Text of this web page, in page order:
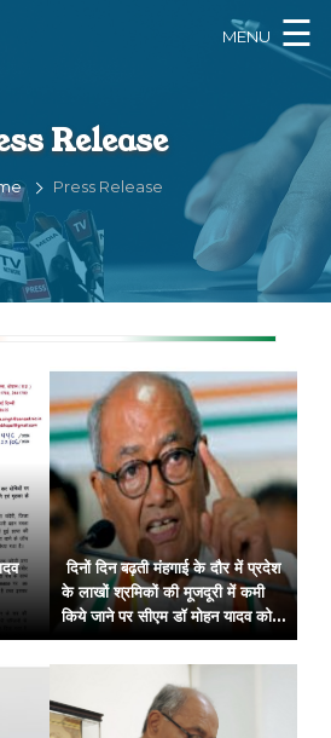
MENU☰
×
Release
Press Release
दिनों दिन बढ़ती मंहगाई के दौर में प्रदेश
के लाखों श्रमिकों की मूजदूरी में कमी
किये जाने पर सीएम डॉ मोहन यादव को
लिखा पत्र